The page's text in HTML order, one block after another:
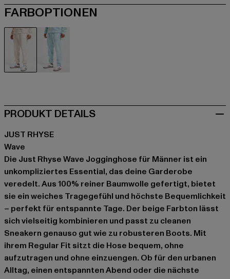
FARBOPTIONEN
PRODUKT DETAILS
JUST RHYSE
Wave
Die Just Rhyse Wave Jogginghose für Männer ist ein
unkompliziertes Essential, das deine Garderobe
veredelt. Aus 100% reiner Baumwolle gefertigt, bietet
sie ein weiches Tragegefühl und höchste Bequemlichkeit
– perfekt für entspannte Tage. Der beige Farbton lässt
sich vielseitig kombinieren und passt zu cleanen
Sneakern genauso gut wie zu robusteren Boots. Mit
ihrem Regular Fit sitzt die Hose bequem, ohne
aufzutragen und ohne einzuengen. Ob für den urbanen
Alltag, einen entspannten Abend oder die nächste